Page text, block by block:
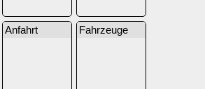
Anfahrt Fahrzeuge